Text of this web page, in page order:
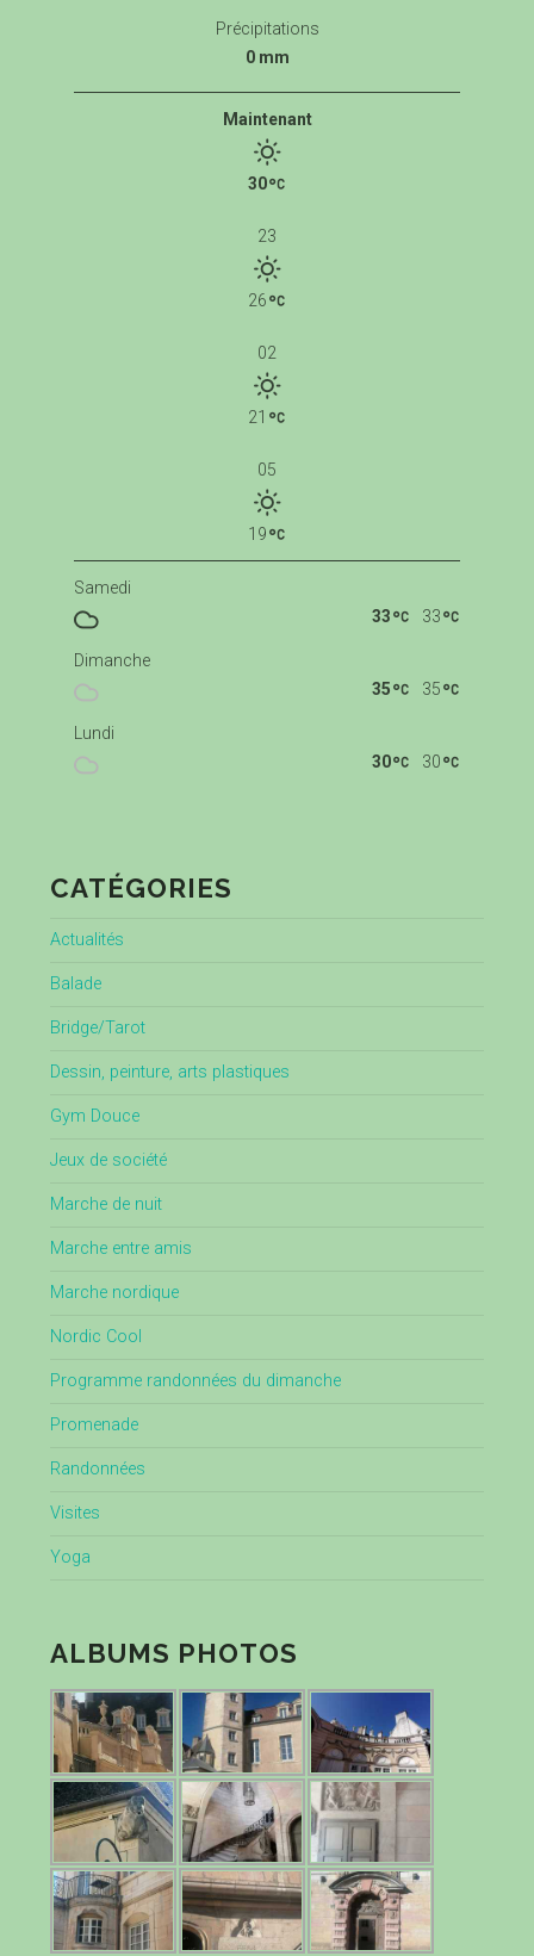
Précipitations
0 mm
Maintenant
30
23
26
02
21
05
19
Samedi
33
33
Dimanche
35
35
Lundi
30
30
CATÉGORIES
Actualités
Balade
Bridge/Tarot
Dessin, peinture, arts plastiques
Gym Douce
Jeux de société
Marche de nuit
Marche entre amis
Marche nordique
Nordic Cool
Programme randonnées du dimanche
Promenade
Randonnées
Visites
Yoga
ALBUMS PHOTOS